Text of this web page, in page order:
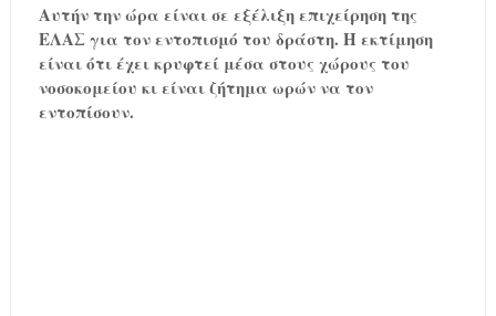
Αυτήν την ώρα είναι σε εξέλιξη επιχείρηση της
ΕΛΑΣ για τον εντοπισμό του δράστη. Η εκτίμηση
είναι ότι έχει κρυφτεί μέσα στους χώρους του
νοσοκομείου κι είναι ζήτημα ωρών να τον
εντοπίσουν.